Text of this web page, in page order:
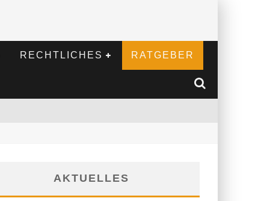
RECHTLICHES RATGEBER
AKTUELLES